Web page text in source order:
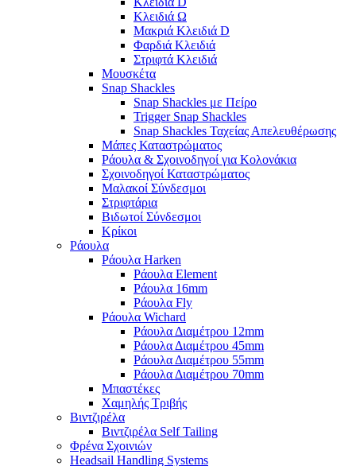
Κλειδιά Ω
Μακριά Κλειδιά D
Φαρδιά Κλειδιά
Στριφτά Κλειδιά
Μουσκέτα
Snap Shackles
Snap Shackles με Πείρο
Trigger Snap Shackles
Snap Shackles Ταχείας Απελευθέρωσης
Μάπες Καταστρώματος
Ράουλα & Σχοινοδηγοί για Κολονάκια
Σχοινοδηγοί Καταστρώματος
Μαλακοί Σύνδεσμοι
Στριφτάρια
Βιδωτοί Σύνδεσμοι
Κρίκοι
Ράουλα
Ράουλα Harken
Ράουλα Element
Ράουλα 16mm
Ράουλα Fly
Ράουλα Wichard
Ράουλα Διαμέτρου 12mm
Ράουλα Διαμέτρου 45mm
Ράουλα Διαμέτρου 55mm
Ράουλα Διαμέτρου 70mm
Μπαστέκες
Χαμηλής Τριβής
Βιντζιρέλα
Βιντζιρέλα Self Tailing
Φρένα Σχοινιών
Headsail Handling Systems